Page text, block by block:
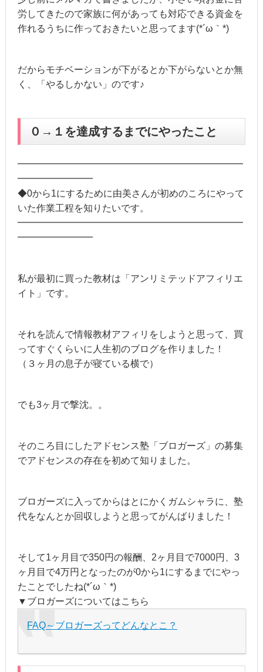
労してきたので家族に何があっても対応できる資金を
作れるうちに作っておきたいと思ってます(*´ω｀*)
だからモチベーションが下がるとか下がらないとか無
く、「やるしかない」のです♪
０→１を達成するまでにやったこと
━━━━━━━━━━━━━━━━━━━━━━━━
━━━━━━━━
◆0から1にするために由美さんが初めのころにやって
いた作業工程を知りたいです。
━━━━━━━━━━━━━━━━━━━━━━━━
━━━━━━━━
私が最初に買った教材は「アンリミテッドアフィリエ
イト」です。
それを読んで情報教材アフィリをしようと思って、買
ってすぐくらいに人生初のブログを作りました！
（３ヶ月の息子が寝ている横で）
でも3ヶ月で撃沈。。
そのころ目にしたアドセンス塾「ブロガーズ」の募集
でアドセンスの存在を初めて知りました。
ブロガーズに入ってからはとにかくガムシャラに、塾
代をなんとか回収しようと思ってがんばりました！
そして1ヶ月目で350円の報酬、2ヶ月目で7000円、3
ヶ月目で4万円となったのが0から1にするまでにやっ
たことでしたね(*´ω｀*)
▼ブロガーズについてはこちら
FAQ～ブロガーズってどんなとこ？